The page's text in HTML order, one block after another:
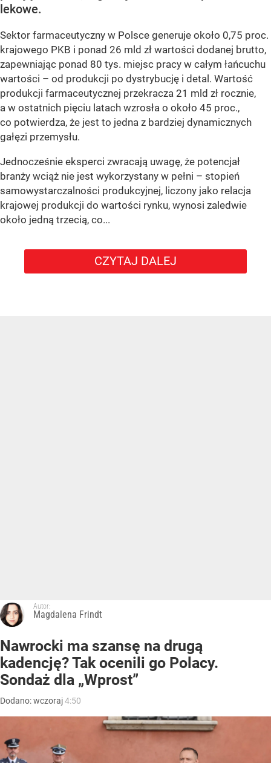
lekowe.
Sektor farmaceutyczny w Polsce generuje około 0,75 proc.
krajowego PKB i ponad 26 mld zł wartości dodanej brutto,
zapewniając ponad 80 tys. miejsc pracy w całym łańcuchu
wartości – od produkcji po dystrybucję i detal. Wartość
produkcji farmaceutycznej przekracza 21 mld zł rocznie,
a w ostatnich pięciu latach wzrosła o około 45 proc.,
co potwierdza, że jest to jedna z bardziej dynamicznych
gałęzi przemysłu.
Jednocześnie eksperci zwracają uwagę, że potencjał
branży wciąż nie jest wykorzystany w pełni – stopień
samowystarczalności produkcyjnej, liczony jako relacja
krajowej produkcji do wartości rynku, wynosi zaledwie
około jedną trzecią, co...
CZYTAJ DALEJ
Autor:
Magdalena Frindt
Nawrocki ma szansę na drugą
kadencję? Tak ocenili go Polacy.
Sondaż dla „Wprost”
Dodano:wczoraj4:50